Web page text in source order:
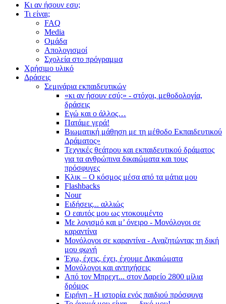
Κι αν ήσουν εσυ;
Τι είναι;
FAQ
Media
Ομάδα
Απολογισμοί
Σχολεία στο πρόγραμμα
Χρήσιμο υλικό
Δράσεις
Σεμινάρια εκπαιδευτικών
«κι αν ήσουν εσύ;» - στόχοι, μεθοδολογία,
δράσεις
Εγώ και ο άλλος…
Πατάμε γερά!
Βιωματική μάθηση με τη μέθοδο Εκπαιδευτικού
Δράματος»
Τεχνικές θεάτρου και εκπαιδευτικού δράματος
για τα ανθρώπινα δικαιώματα και τους
πρόσφυγες
Κλικ – Ο κόσμος μέσα από τα μάτια μου
Flashbacks
Nour
Ειδήσεις... αλλιώς
Ο εαυτός μου ως ντοκουμέντο
Με λογισμό και μ’ όνειρο - Μονόλογοι σε
καραντίνα
Μονόλογοι σε καραντίνα - Αναζητώντας τη δική
μου φωνή
Έχω, έχεις, έχει, έχουμε Δικαιώματα
Μονόλογοι και αντηχήσεις
Από τον Μπρεχτ... στον Δαρείο 2800 μίλια
δρόμος
Ειρήνη - Η ιστορία ενός παιδιού πρόσφυγα